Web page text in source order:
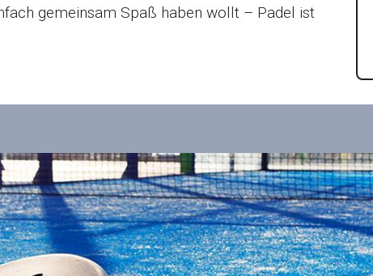
gemeinsam Spaß haben wollt – Padel ist